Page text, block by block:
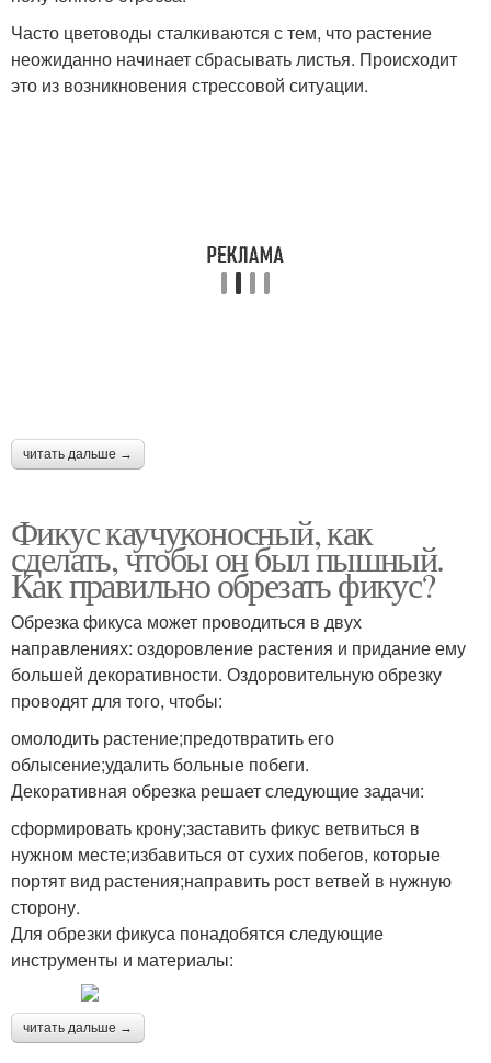
Часто цветоводы сталкиваются с тем, что растение
неожиданно начинает сбрасывать листья. Происходит
это из возникновения стрессовой ситуации.
читать дальше →
Фикус каучуконосный, как
сделать, чтобы он был пышный.
Как правильно обрезать фикус?
Обрезка фикуса может проводиться в двух
направлениях: оздоровление растения и придание ему
большей декоративности. Оздоровительную обрезку
проводят для того, чтобы:
омолодить растение;предотвратить его
облысение;удалить больные побеги.
Декоративная обрезка решает следующие задачи:
сформировать крону;заставить фикус ветвиться в
нужном месте;избавиться от сухих побегов, которые
портят вид растения;направить рост ветвей в нужную
сторону.
Для обрезки фикуса понадобятся следующие
инструменты и материалы:
читать дальше →